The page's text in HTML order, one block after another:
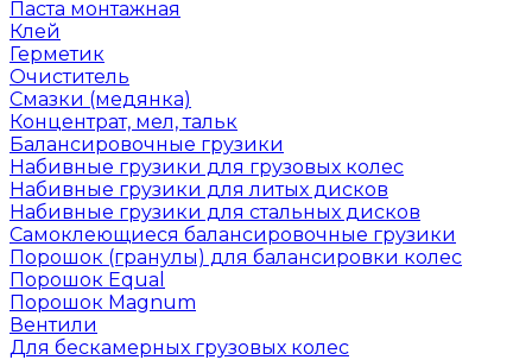
Паста монтажная
Клей
Герметик
Очиститель
Смазки (медянка)
Концентрат, мел, тальк
Балансировочные грузики
Набивные грузики для грузовых колес
Набивные грузики для литых дисков
Набивные грузики для стальных дисков
Самоклеющиеся балансировочные грузики
Порошок (гранулы) для балансировки колес
Порошок Equal
Порошок Magnum
Вентили
Для бескамерных грузовых колес